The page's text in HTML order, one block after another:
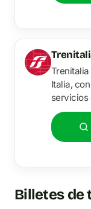
Italia,
servicios
Billetes de